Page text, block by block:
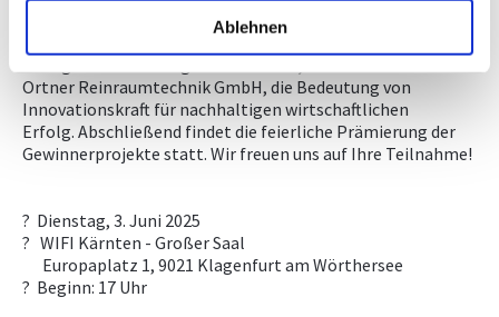
Ablehnen
Ortner Reinraumtechnik GmbH, die Bedeutung von
Innovationskraft für nachhaltigen wirtschaftlichen
Erfolg. Abschließend findet die feierliche Prämierung der
Gewinnerprojekte statt. Wir freuen uns auf Ihre Teilnahme!
? Dienstag, 3. Juni 2025
? WIFI Kärnten - Großer Saal
Europaplatz 1, 9021 Klagenfurt am Wörthersee
? Beginn: 17 Uhr